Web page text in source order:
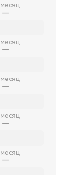
месяц
—
месяц
—
месяц
—
месяц
—
месяц
—